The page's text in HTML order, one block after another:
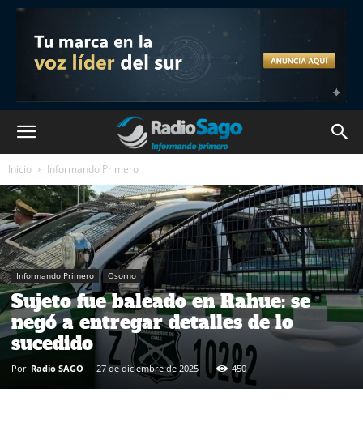
Inicio Informando Primero
Informando Primero Osorno
Sujeto fue baleado en Rahue: se
negó a entregar detalles de lo
sucedido
Por Radio SAGO - 27 de diciembre de 2025 450